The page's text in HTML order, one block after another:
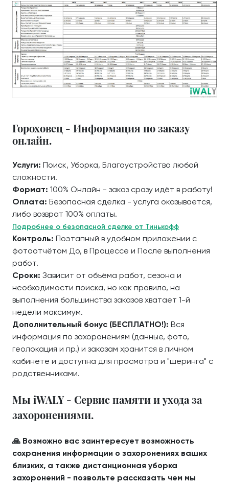
Гороховец - Информация по заказу
онлайн.
Услуги: Поиск, Уборка, Благоустройство любой
сложности.
Формат: 100% Онлайн - заказ сразу идёт в работу!
Оплата: Безопасная сделка - услуга оказывается,
либо возврат 100% оплаты.
Подробнее о безопасной сделке от Тинькофф
Контроль: Поэтапный в удобном приложении с
фотоотчётом До, в Процессе и После выполнения
работ.
Сроки: Зависит от объёма работ, сезона и
необходимости поиска, но как правило, на
выполнения большинства заказов хватает 1-й
недели максимум.
Дополнительный бонус (БЕСПЛАТНО!): Вся
информация по захоронениям (данные, фото,
геолокация и пр.) и заказам хранится в личном
кабинете и доступна для просмотра и "шеринга" с
родственниками.
Мы iWALY - Сервис памяти и ухода за
захоронениями.
🙏 Возможно вас заинтересует возможность
сохранения информации о захоронениях ваших
близких, а также дистанционная уборка
захоронений - позвольте рассказать чем мы